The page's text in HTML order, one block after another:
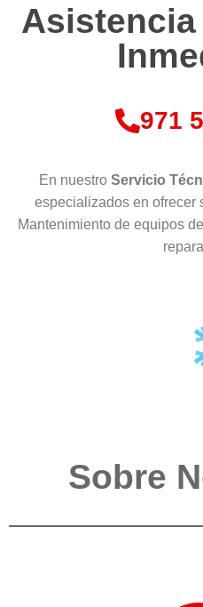
971
En nuestro Servicio
especializados en ofrecer
Mantenimiento de equipos
Sobre